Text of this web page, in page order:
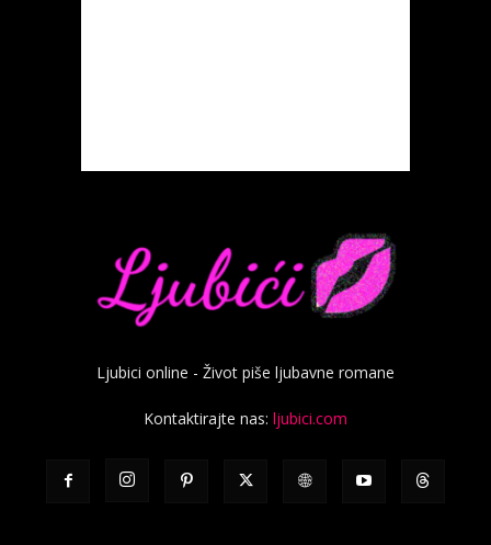
Ljubici online - Život piše ljubavne romane
Kontaktirajte nas: ljubici.com